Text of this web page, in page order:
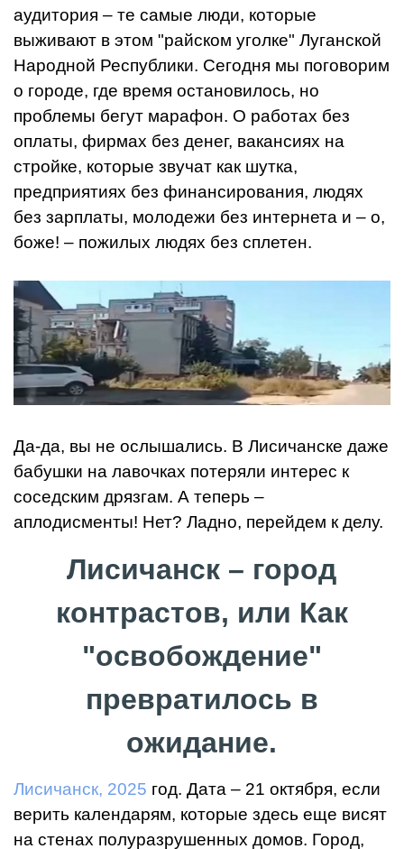
аудитория – те самые люди, которые
выживают в этом "райском уголке" Луганской
Народной Республики. Сегодня мы поговорим
о городе, где время остановилось, но
проблемы бегут марафон. О работах без
оплаты, фирмах без денег, вакансиях на
стройке, которые звучат как шутка,
предприятиях без финансирования, людях
без зарплаты, молодежи без интернета и – о,
боже! – пожилых людях без сплетен.
Да-да, вы не ослышались. В Лисичанске даже
бабушки на лавочках потеряли интерес к
соседским дрязгам. А теперь –
аплодисменты! Нет? Ладно, перейдем к делу.
Лисичанск – город
контрастов, или Как
"освобождение"
превратилось в
ожидание.
Лисичанск, 2025 год. Дата – 21 октября, если
верить календарям, которые здесь еще висят
на стенах полуразрушенных домов. Город,